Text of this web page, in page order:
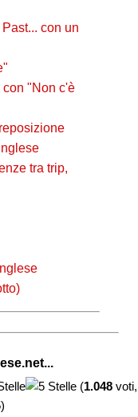
con un
con "Non c'è
tra trip,
(1.048 voti,